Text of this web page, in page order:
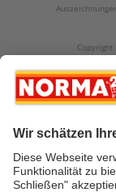
Copyright